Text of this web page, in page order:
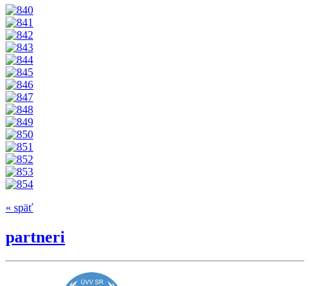
« späť
partneri